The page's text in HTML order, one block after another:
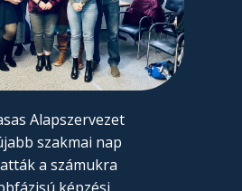
Alapszervezet
szakmai nap
a számukra